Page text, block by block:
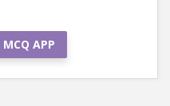
APP